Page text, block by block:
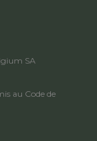
SA
au Code de